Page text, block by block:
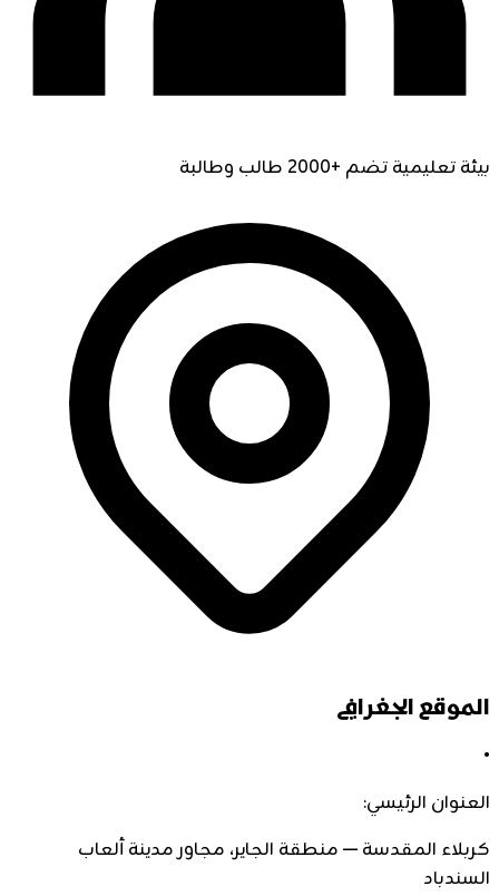
بيئة تعليمية تضم +2000 طالب وطالبة
الموقع الجغرافي
•
العنوان الرئيسي:
كربلاء المقدسة — منطقة الجاير، مجاور مدينة ألعاب
السندباد